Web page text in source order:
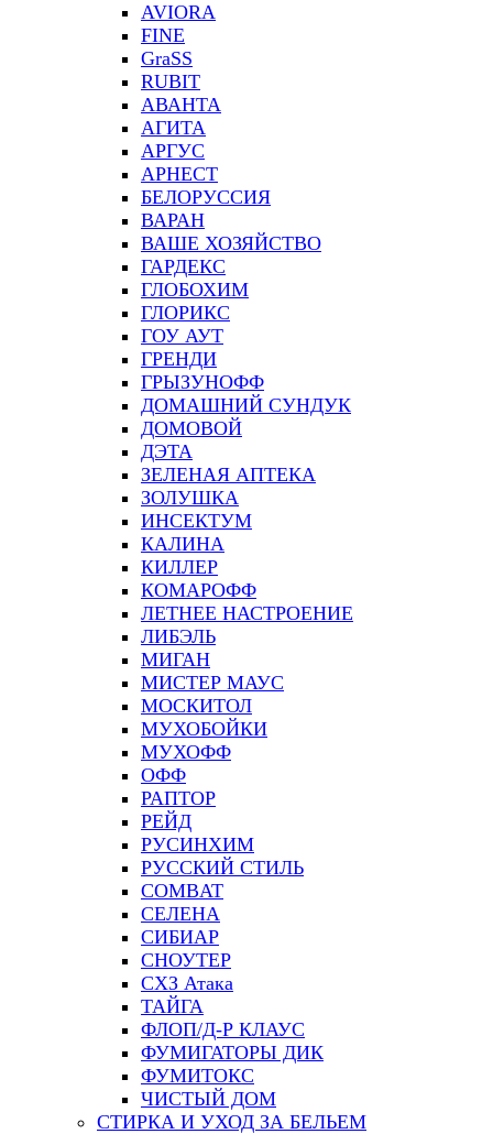
AVIORA
FINE
GraSS
RUBIT
АВАНТА
АГИТА
АРГУС
АРНЕСТ
БЕЛОРУССИЯ
ВАРАН
ВАШЕ ХОЗЯЙСТВО
ГАРДЕКС
ГЛОБОХИМ
ГЛОРИКС
ГОУ АУТ
ГРЕНДИ
ГРЫЗУНОФФ
ДОМАШНИЙ СУНДУК
ДОМОВОЙ
ДЭТА
ЗЕЛЕНАЯ АПТЕКА
ЗОЛУШКА
ИНСЕКТУМ
КАЛИНА
КИЛЛЕР
КОМАРОФФ
ЛЕТНЕЕ НАСТРОЕНИЕ
ЛИБЭЛЬ
МИГАН
МИСТЕР МАУС
МОСКИТОЛ
МУХОБОЙКИ
МУХОФФ
ОФФ
РАПТОР
РЕЙД
РУСИНХИМ
РУССКИЙ СТИЛЬ
СOMBAT
СЕЛЕНА
СИБИАР
СНОУТЕР
СХЗ Атака
ТАЙГА
ФЛОП/Д-Р КЛАУС
ФУМИГАТОРЫ ДИК
ФУМИТОКС
ЧИСТЫЙ ДОМ
СТИРКА И УХОД ЗА БЕЛЬЕМ